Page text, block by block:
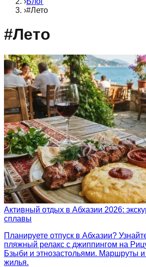
›#Лето
#Лето
Активный отдых в Абхазии 2026:
сплавы
Планируете отпуск в Абхазии?
пляжный релакс с джиппингом на
Бзыби и этнозастольями. Маршруты
жилья.